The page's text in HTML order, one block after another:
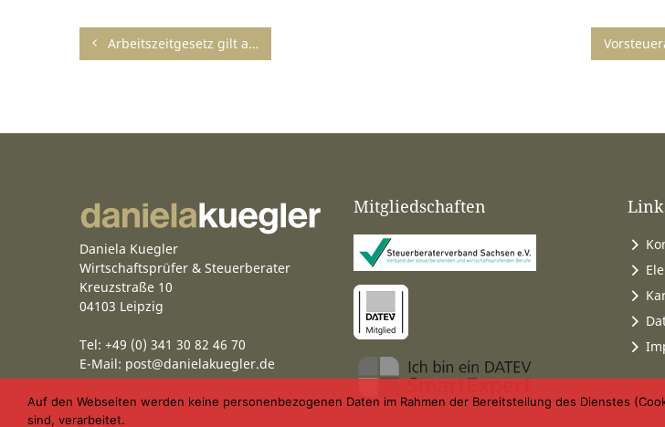
Arbeitszeitgesetz gilt auch für Beschäftigte in Wohngruppen mit alternierender „Rund-um-die-Uhr-Betreuung“
Daniela Kuegler
Wirtschaftsprüfer & Steuerberater
Kreuzstraße 10
04103 Leipzig
Tel: +49 (0) 341 30 82 46 70
E-Mail: post@danielakuegler.de
Mitgliedschaften
Auf den Webseiten werden keine personenbezogenen Daten im Rahmen der Bereitstellung des Dienstes
sind, verarbeitet.